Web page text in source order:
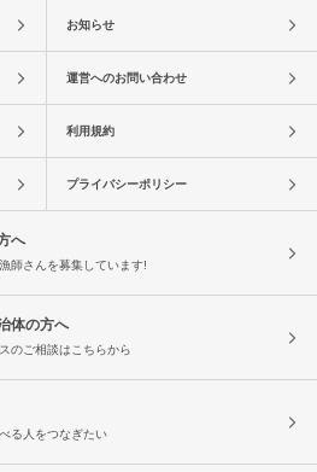
お知らせ
運営へのお問い合わせ
利用規約
プライバシーポリシー
へ
師さんを募集しています!
体の方へ
のご相談はこちらから
る人をつなぎたい